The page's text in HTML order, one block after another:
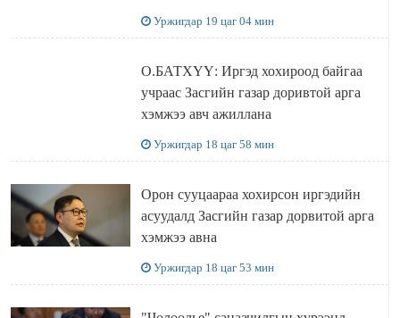
Уржигдар 19 цаг 04 мин
О.БАТХҮҮ: Иргэд хохироод байгаа
учраас Засгийн газар доривтой арга
хэмжээ авч ажиллана
Уржигдар 18 цаг 58 мин
Орон сууцаараа хохирсон иргэдийн
асуудалд Засгийн газар дорвитой арга
хэмжээ авна
Уржигдар 18 цаг 53 мин